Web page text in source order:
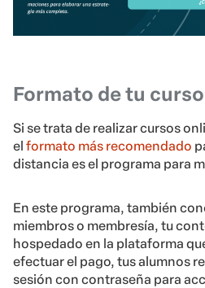
Formato de tu
Si se trata de realizar cursos
el formato más recomendado
distancia es el programa para
En este programa, también
miembros o membresía, tu
hospedado en la plataforma
efectuar el pago, tus alumnos
sesión con contraseña para